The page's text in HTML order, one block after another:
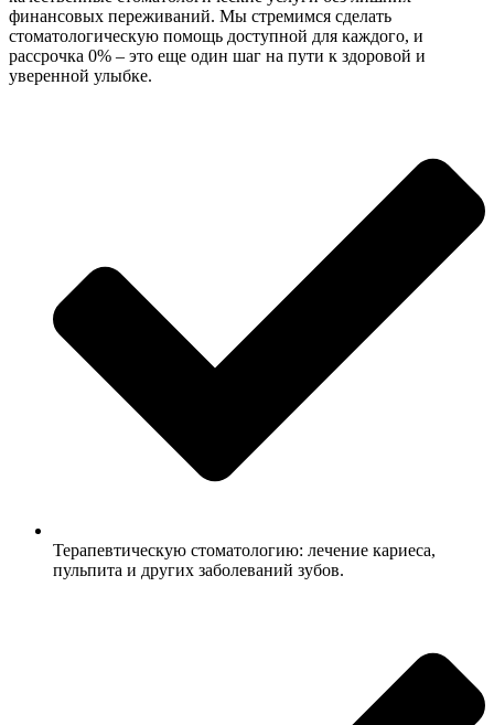
финансовых переживаний. Мы стремимся сделать
стоматологическую помощь доступной для каждого, и
рассрочка 0% – это еще один шаг на пути к здоровой и
уверенной улыбке.
Терапевтическую стоматологию: лечение кариеса,
пульпита и других заболеваний зубов.